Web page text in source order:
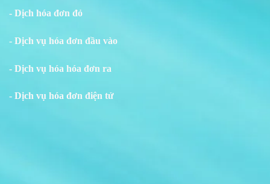
- Dịch hóa đơn đỏ
- Dịch vụ hóa đơn đầu vào
- Dịch vụ hóa hóa đơn ra
- Dịch vụ hóa đơn điện tử